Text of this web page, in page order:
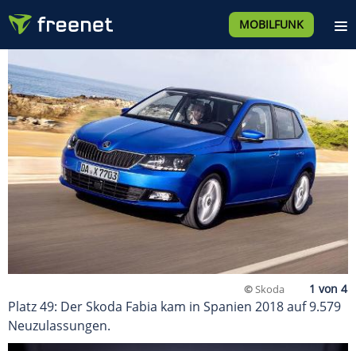
MOBILFUNK
©Skoda
Platz 49: Der Skoda Fabia kam in Spanien 2018 auf 9.579
Neuzulassungen.